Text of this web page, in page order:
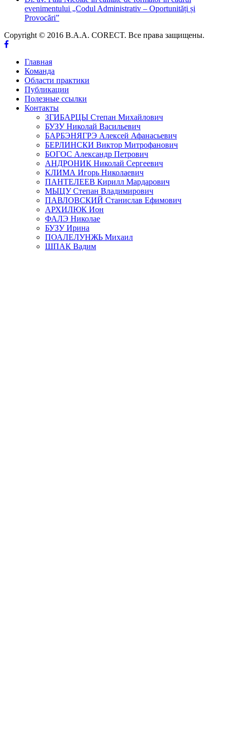
evenimentului „Codul Administrativ – Oportunități și
Provocări”
Copyright © 2016 B.A.A. CORECT. Все права защищены.
Главная
Команда
Области практики
Публикации
Полезные ссылки
Контакты
ЗГИБАРЦЫ Степан Михайлович
БУЗУ Николай Васильевич
БАРБЭНЯГРЭ Алексей Афанасьевич
БЕРЛИНСКИ Виктор Митрофанович
БОГОС Александр Петрович
АНДРОНИК Николай Сергеевич
КЛИМА Игорь Николаевич
ПАНТЕЛЕЕВ Кирилл Мардарович
МЫЦУ Степан Владимирович
ПАВЛОВСКИЙ Станислав Ефимович
АРХИЛЮК Ион
ФАЛЭ Николае
БУЗУ Ирина
ПОАЛЕЛУНЖЬ Михаил
ШПАК Вадим